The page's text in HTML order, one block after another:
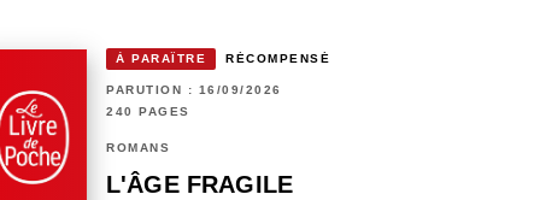
À PARAÎTRE RÉCOMPENSÉ
PARUTION : 16/09/2026
240 PAGES
ROMANS
L'ÂGE FRAGILE